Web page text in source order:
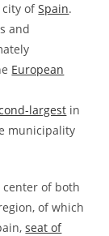
city ofSpain.
and
European
largest in
municipality
center of both
of which
seat of